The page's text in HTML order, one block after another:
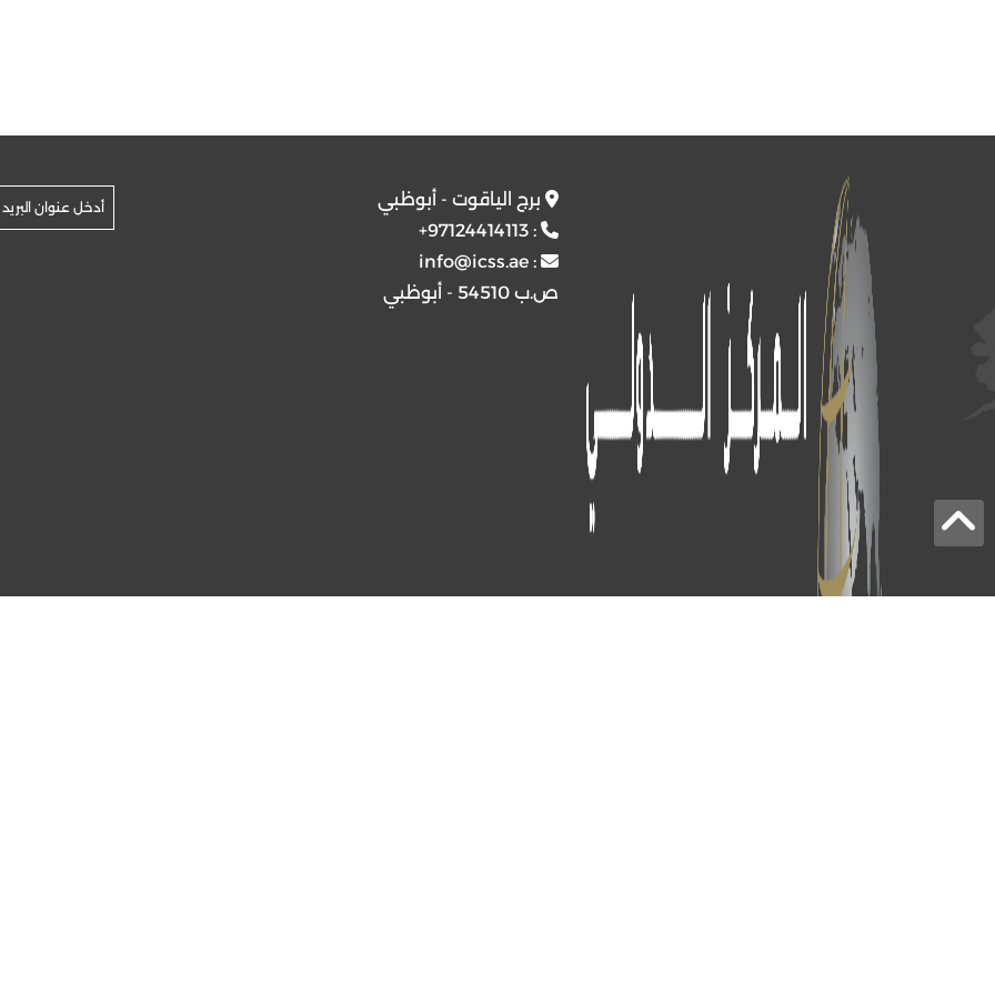
برج الياقوت - أبوظبي
:
+97124414113
:
info@icss.ae
ص.ب 54510 - أبوظبي